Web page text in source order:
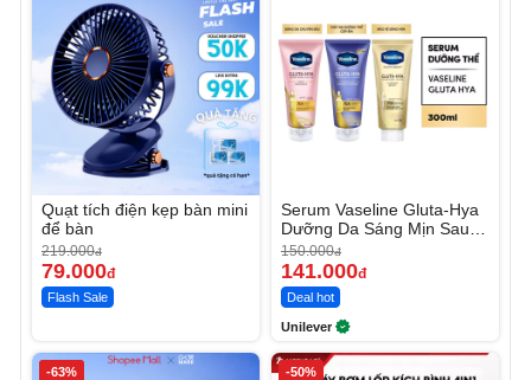
Quạt tích điện kẹp bàn mini
để bàn
219.000đ
79.000đ
Flash Sale
Serum Vaseline Gluta-Hya
Dưỡng Da Sáng Mịn Sau 7
Ngày
150.000đ
141.000đ
Deal hot
Unilever
-63% -50%